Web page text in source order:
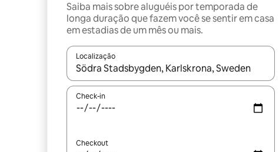
Saiba mais sobre aluguéis por temporada de
longa duração que fazem você se sentir em casa
em estadias de um mês ou mais.
Localização
Quando os resultados estiverem disponíveis,
Check-in
Checkout